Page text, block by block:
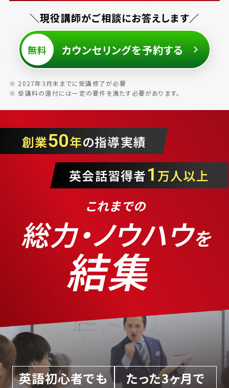
＼現役講師がご相談にお答えします／
無料 カウンセリングを予約する
※ 2027年3月末までに受講修了が必要
※ 受講料の還付には一定の要件を満たす必要があります。
創業50年の指導実績
英会話習得者1 万人以上
これまでの
総力・ノウハウを
結集
英語初心者でも
たった3ヶ月で